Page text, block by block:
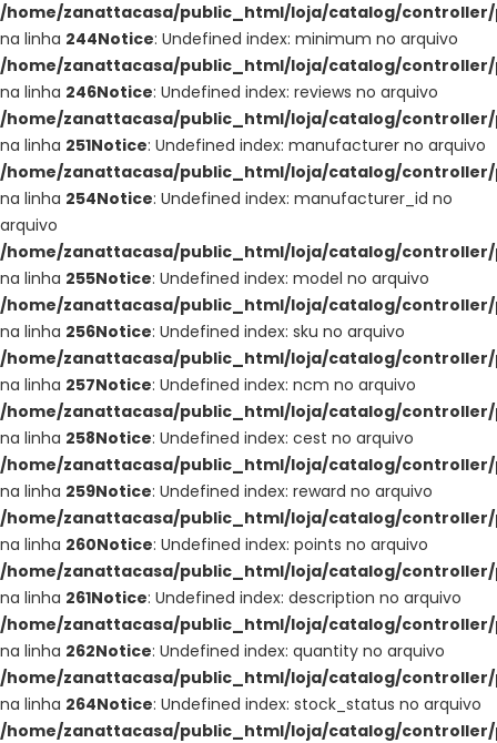
/home/zanattacasa/public_html/loja/catalog/
na linha 244Notice: Undefined index: minimum no arquivo
/home/zanattacasa/public_html/loja/catalog/
na linha 246Notice: Undefined index: reviews no arquivo
/home/zanattacasa/public_html/loja/catalog/
na linha 251Notice: Undefined index: manufacturer no arquivo
/home/zanattacasa/public_html/loja/catalog/
na linha 254Notice: Undefined index: manufacturer_id no
arquivo
/home/zanattacasa/public_html/loja/catalog/
na linha 255Notice: Undefined index: model no arquivo
/home/zanattacasa/public_html/loja/catalog/
na linha 256Notice: Undefined index: sku no arquivo
/home/zanattacasa/public_html/loja/catalog/
na linha 257Notice: Undefined index: ncm no arquivo
/home/zanattacasa/public_html/loja/catalog/
na linha 258Notice: Undefined index: cest no arquivo
/home/zanattacasa/public_html/loja/catalog/
na linha 259Notice: Undefined index: reward no arquivo
/home/zanattacasa/public_html/loja/catalog/
na linha 260Notice: Undefined index: points no arquivo
/home/zanattacasa/public_html/loja/catalog/
na linha 261Notice: Undefined index: description no arquivo
/home/zanattacasa/public_html/loja/catalog/
na linha 262Notice: Undefined index: quantity no arquivo
/home/zanattacasa/public_html/loja/catalog/
na linha 264Notice: Undefined index: stock_status no arquivo
/home/zanattacasa/public_html/loja/catalog/